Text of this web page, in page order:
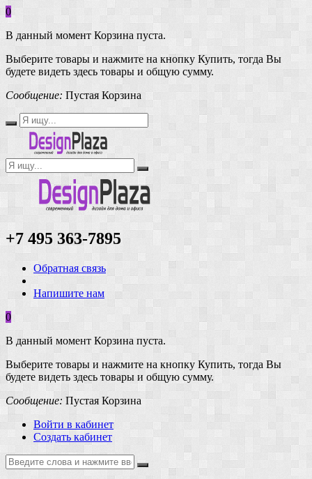
0
В данный момент Корзина пуста.
Выберите товары и нажмите на кнопку Купить, тогда Вы
будете видеть здесь товары и общую сумму.
Сообщение: Пустая Корзина
+7 495 363-7895
Обратная связь
Напишите нам
0
В данный момент Корзина пуста.
Выберите товары и нажмите на кнопку Купить, тогда Вы
будете видеть здесь товары и общую сумму.
Сообщение: Пустая Корзина
Войти в кабинет
Создать кабинет